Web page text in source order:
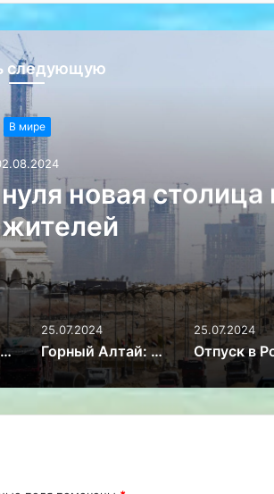
следующую
В мире
новая столица
В Таиланде массово арестовывают предприимчивых россиян
25.07.2024
Горный Алтай: как добраться, что посмотреть
25.07.2024